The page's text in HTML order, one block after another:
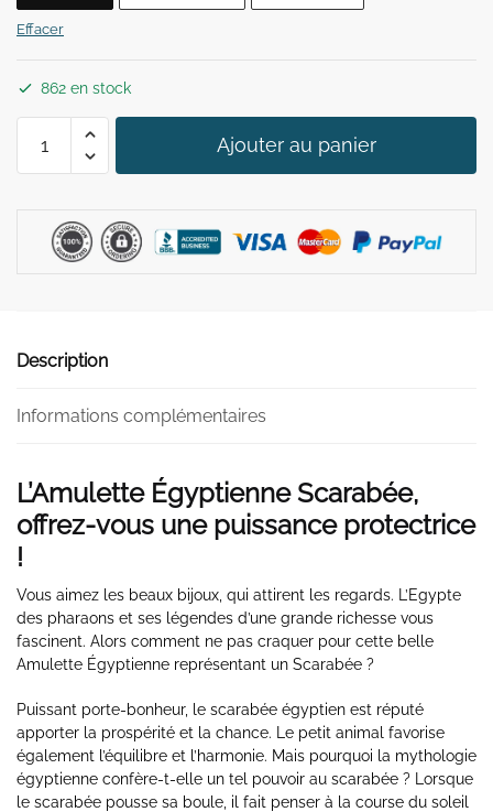
29,90 €.19,90 €.
Effacer
862 en stock
Scarabée
Ajouter au panier
Description
Informations complémentaires
L’Amulette Égyptienne Scarabée,
offrez-vous une puissance protectrice
!
Vous aimez les beaux bijoux, qui attirent les regards. L’Egypte
des pharaons et ses légendes d’une grande richesse vous
fascinent. Alors comment ne pas craquer pour cette belle
Amulette Égyptienne représentant un Scarabée ?
Puissant porte-bonheur, le scarabée égyptien est réputé
apporter la prospérité et la chance. Le petit animal favorise
également l’équilibre et l’harmonie. Mais pourquoi la mythologie
égyptienne confère-t-elle un tel pouvoir au scarabée ? Lorsque
le scarabée pousse sa boule, il fait penser à la course du soleil